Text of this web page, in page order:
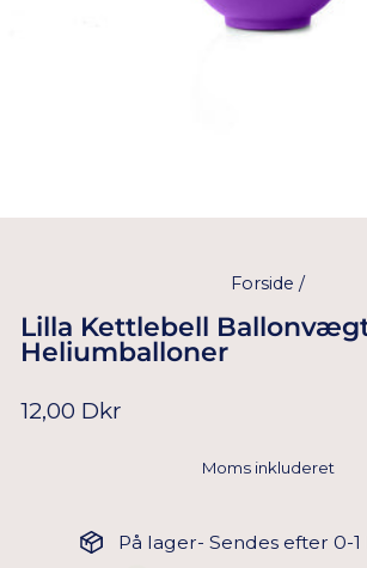
Forside /
Lilla Kettlebell
Heliumballoner
Normal
12,00 Dkr
Moms inkluderet
På lager- Sendes efter 0-